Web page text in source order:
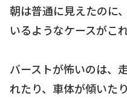
朝は普通に見えたのに
いるようなケースがこ
バーストが怖いのは、
れたり、車体が傾いた